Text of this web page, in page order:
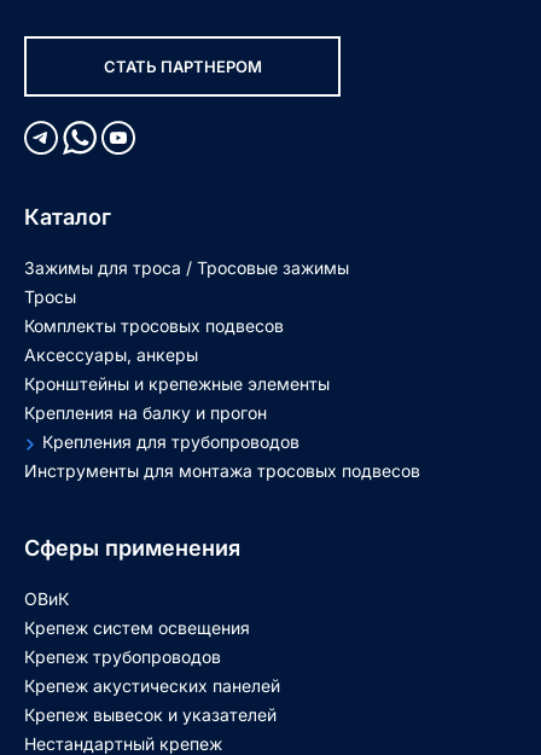
СТАТЬ ПАРТНЕРОМ
Каталог
Зажимы для троса / Тросовые зажимы
Тросы
Комплекты тросовых подвесов
Аксессуары, анкеры
Кронштейны и крепежные элементы
Крепления на балку и прогон
Крепления для трубопроводов
Инструменты для монтажа тросовых подвесов
Сферы применения
ОВиК
Крепеж систем освещения
Крепеж трубопроводов
Крепеж акустических панелей
Крепеж вывесок и указателей
Нестандартный крепеж